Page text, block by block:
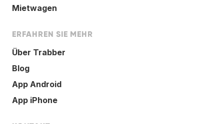
Mietwagen
ERFAHREN SIE MEHR
Über Trabber
Blog
App Android
App iPhone